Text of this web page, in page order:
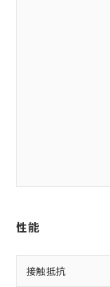
性能
接触抵抗ご利
対応予
有に対